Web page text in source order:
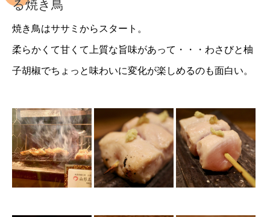
る焼き鳥
焼き鳥はササミからスタート。
柔らかくて甘くて上質な旨味があって・・・わさびと柚
子胡椒でちょっと味わいに変化が楽しめるのも面白い。